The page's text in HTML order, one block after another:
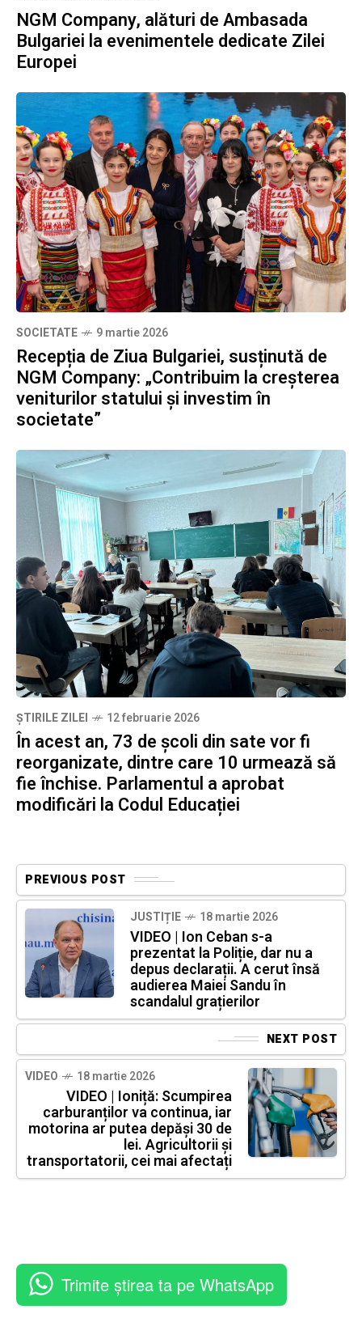
NGM Company, alături de Ambasada
Bulgariei la evenimentele dedicate Zilei
Europei
SOCIETATE 9 martie 2026
Recepția de Ziua Bulgariei, susținută de
NGM Company: „Contribuim la creșterea
veniturilor statului și investim în
societate”
ȘTIRILE ZILEI 12 februarie 2026
În acest an, 73 de școli din sate vor fi
reorganizate, dintre care 10 urmează să
fie închise. Parlamentul a aprobat
modificări la Codul Educației
PREVIOUS POST
JUSTIȚIE 18 martie 2026
VIDEO | Ion Ceban s-a
prezentat la Poliție, dar nu a
depus declarații. A cerut însă
audierea Maiei Sandu în
scandalul grațierilor
NEXT POST
VIDEO 18 martie 2026
VIDEO | Ioniță: Scumpirea
carburanților va continua, iar
motorina ar putea depăși 30 de
lei. Agricultorii și
transportatorii, cei mai afectați
Trimite știrea ta pe WhatsApp